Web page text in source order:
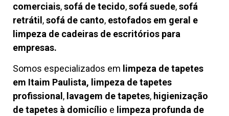
comerciais,sofá de tecido,sofá suede,sofá
retrátil,sofá de canto, estofados em geral e
limpeza de cadeiras de escritórios para
empresas.
Somos especializados em limpeza de tapetes
em Itaim Paulista, limpeza de tapetes
profissional , lavagem de tapetes, higienização
de tapetes à domicílio e limpeza profunda de